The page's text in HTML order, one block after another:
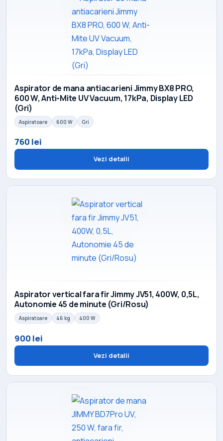
Aspirator de mana antiacarieni Jimmy BX8 PRO,
600 W, Anti-Mite UV Vacuum, 17kPa, Display LED
(Gri)
Aspiratoare 600 W Gri
760 lei
Vezi detalii
Aspirator vertical fara fir Jimmy JV51, 400W, 0,5L,
Autonomie 45 de minute (Gri/Rosu)
Aspiratoare 46 kg 400 W
900 lei
Vezi detalii